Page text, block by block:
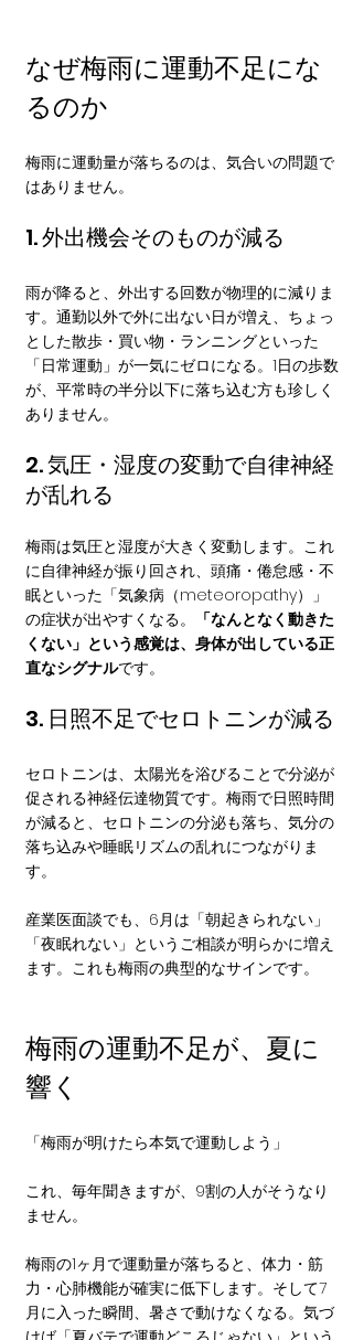
なぜ梅雨に運動不足にな
るのか
梅雨に運動量が落ちるのは、気合いの問題で
はありません。
1. 外出機会そのものが減る
雨が降ると、外出する回数が物理的に減りま
す。通勤以外で外に出ない日が増え、ちょっ
とした散歩・買い物・ランニングといった
「日常運動」が一気にゼロになる。1日の歩数
が、平常時の半分以下に落ち込む方も珍しく
ありません。
2. 気圧・湿度の変動で自律神経
が乱れる
梅雨は気圧と湿度が大きく変動します。これ
に自律神経が振り回され、頭痛・倦怠感・不
眠といった「気象病（meteoropathy）」
の症状が出やすくなる。
「なんとなく動きた
くない」という感覚は、身体が出している正
直なシグナルです。
3. 日照不足でセロトニンが減る
セロトニンは、太陽光を浴びることで分泌が
促される神経伝達物質です。梅雨で日照時間
が減ると、セロトニンの分泌も落ち、気分の
落ち込みや睡眠リズムの乱れにつながりま
す。
産業医面談でも、6月は「朝起きられない」
「夜眠れない」というご相談が明らかに増え
ます。これも梅雨の典型的なサインです。
梅雨の運動不足が、夏に
響く
「梅雨が明けたら本気で運動しよう」
これ、毎年聞きますが、9割の人がそうなり
ません。
梅雨の1ヶ月で運動量が落ちると、体力・筋
力・心肺機能が確実に低下します。そして7
月に入った瞬間、暑さで動けなくなる。気づ